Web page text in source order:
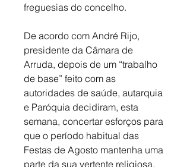
freguesias do concelho.
De acordo com André Rijo,
presidente da Câmara de
Arruda, depois de um “trabalho
de base” feito com as
autoridades de saúde, autarquia
e Paróquia decidiram, esta
semana, concertar esforços para
que o período habitual das
Festas de Agosto mantenha uma
parte da sua vertente religiosa.